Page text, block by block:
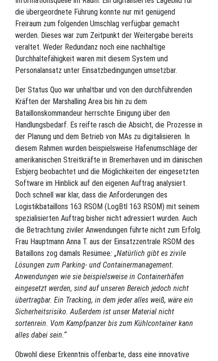
die übergeordnete Führung konnte nur mit genügend
Freiraum zum folgenden Umschlag verfügbar gemacht
werden. Dieses war zum Zeitpunkt der Weitergabe bereits
veraltet. Weder Redundanz noch eine nachhaltige
Durchhaltefähigkeit waren mit diesem System und
Personalansatz unter Einsatzbedingungen umsetzbar.
Der Status Quo war unhaltbar und von den durchführenden
Kräften der Marshalling Area bis hin zu dem
Bataillonskommandeur herrschte Einigung über den
Handlungsbedarf. Es reifte rasch die Absicht, die Prozesse in
der Planung und dem Betrieb von MAs zu digitalisieren. In
diesem Rahmen wurden beispielsweise Hafenumschläge der
amerikanischen Streitkräfte in Bremerhaven und im dänischen
Esbjerg beobachtet und die Möglichkeiten der eingesetzten
Software im Hinblick auf den eigenen Auftrag analysiert.
Doch schnell war klar, dass die Anforderungen des
Logistikbataillons 163 RSOM (LogBtl 163 RSOM) mit seinem
spezialisierten Auftrag bisher nicht adressiert wurden. Auch
die Betrachtung ziviler Anwendungen führte nicht zum Erfolg.
Frau Hauptmann Anna T. aus der Einsatzzentrale RSOM des
Bataillons zog damals Resümee: „Natürlich gibt es zivile
Lösungen zum Parking- und Containermanagement.
Anwendungen wie sie beispielsweise in Containerhäfen
eingesetzt werden, sind auf unseren Bereich jedoch nicht
übertragbar. Ein Tracking, in dem jeder alles weiß, wäre ein
Sicherheitsrisiko. Außerdem ist unser Material nicht
sortenrein. Vom Kampfpanzer bis zum Kühlcontainer kann
alles dabei sein.“
Obwohl diese Erkenntnis offenbarte, dass eine innovative